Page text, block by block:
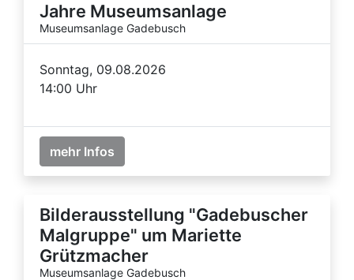
Jahre Museumsanlage
Museumsanlage Gadebusch
Sonntag, 09.08.2026
14:00 Uhr
mehr Infos
Bilderausstellung "Gadebuscher
Malgruppe" um Mariette
Grützmacher
Museumsanlage Gadebusch